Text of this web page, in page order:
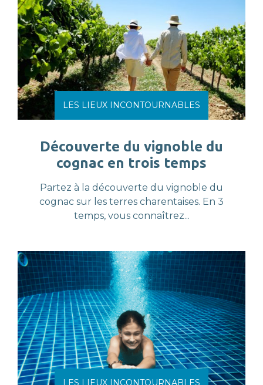
LES LIEUX INCONTOURNABLES
Découverte du vignoble du
cognac en trois temps
Partez à la découverte du vignoble du
cognac sur les terres charentaises. En 3
temps, vous connaîtrez...
LES LIEUX INCONTOURNABLES